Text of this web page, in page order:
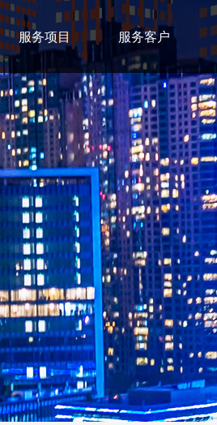
服务项目 服务客户